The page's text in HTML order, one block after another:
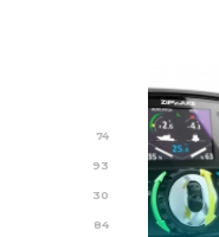
74
93
30
84